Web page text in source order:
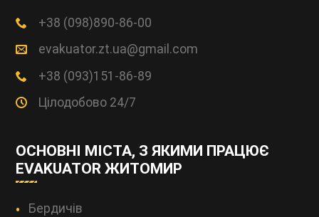
+38 (098)890-86-00
evakuator.zt.ua@gmail.com
+38 (093)151-86-89
Цілодобово 24/7
ОСНОВНІ МІСТА, З ЯКИМИ ПРАЦЮЄ
EVAKUATOR ЖИТОМИР
Бердичів